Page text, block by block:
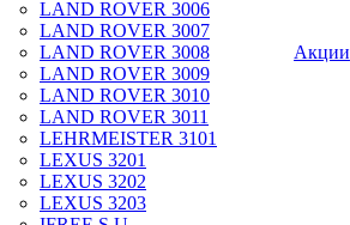
LAND ROVER 3006
LAND ROVER 3007
LAND ROVER 3008
LAND ROVER 3009
LAND ROVER 3010
LAND ROVER 3011
LEHRMEISTER 3101
LEXUS 3201
LEXUS 3202
LEXUS 3203
Акции